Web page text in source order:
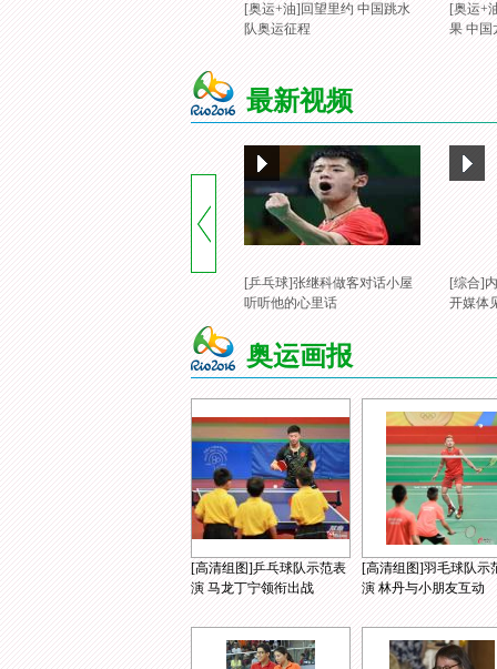
[奥运+油]回望里约 中国跳水
队奥运征程
[奥运+
果 中国
最新视频
[乒乓球]张继科做客对话小屋
听听他的心里话
[综合]
开媒体
奥运画报
[高清组图]乒乓球队示范表
演 马龙丁宁领衔出战
[高清组图]羽毛球队示
演 林丹与小朋友互动